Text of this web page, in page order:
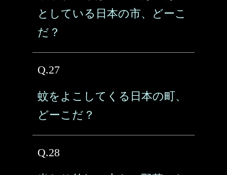
としている日本の市、どーこ
だ？
Q.27
蚊をよこしてくる日本の町、
どーこだ？
Q.28